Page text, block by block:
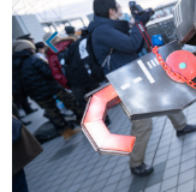
チャンネル
マンガ
ニコニコQ